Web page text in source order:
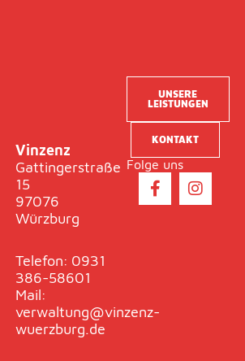
Vinzenz
Gattingerstraße
15
97076
Würzburg
Telefon: 0931
386-58601
Mail:
verwaltung@vinzenz-
wuerzburg.de
UNSERE
LEISTUNGEN
KONTAKT
Folge uns
F
a
-
I
n